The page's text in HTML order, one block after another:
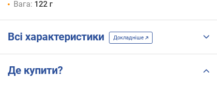
Вага: 122 г
Всі характеристики Докладніше
Де купити?